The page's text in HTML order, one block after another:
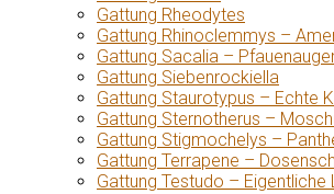
Gattung Rheodytes
Gattung Rhinoclemmys –
Gattung Sacalia –
Gattung Siebenrockiella
Gattung Staurotypus – Echte
Gattung Sternotherus –
Gattung Stigmochelys –
Gattung Terrapene –
Gattung Testudo – Eigentliche